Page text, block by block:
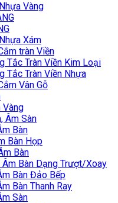
Vàng
Xám
tràn Viền
Tắc Tràn Viền Kim Loại
Tắc Tràn Viền Nhựa
Vân Gỗ
Vàng
Âm Sàn
Bàn
Bàn Họp
Bàn
Âm Bàn Dạng Trượt/Xoay
Bàn Đảo Bếp
Bàn Thanh Ray
Sàn